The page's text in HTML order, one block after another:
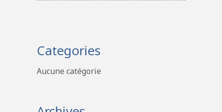
Categories
Aucune catégorie